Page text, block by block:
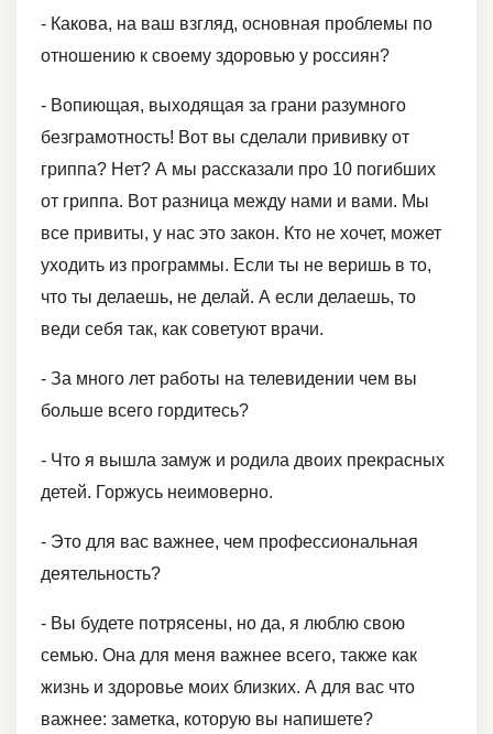
- Какова, на ваш взгляд, основная проблемы по
отношению к своему здоровью у россиян?
- Вопиющая, выходящая за грани разумного
безграмотность! Вот вы сделали прививку от
гриппа? Нет? А мы рассказали про 10 погибших
от гриппа. Вот разница между нами и вами. Мы
все привиты, у нас это закон. Кто не хочет, может
уходить из программы. Если ты не веришь в то,
что ты делаешь, не делай. А если делаешь, то
веди себя так, как советуют врачи.
- За много лет работы на телевидении чем вы
больше всего гордитесь?
- Что я вышла замуж и родила двоих прекрасных
детей. Горжусь неимоверно.
- Это для вас важнее, чем профессиональная
деятельность?
- Вы будете потрясены, но да, я люблю свою
семью. Она для меня важнее всего, также как
жизнь и здоровье моих близких. А для вас что
важнее: заметка, которую вы напишете?